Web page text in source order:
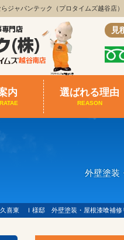
ジャパンテック（プロタイムズ越谷店）
見
内 選ばれる理由
REASON
外壁塗装
喜東 Ｉ様邸 外壁塗装・屋根漆喰補修